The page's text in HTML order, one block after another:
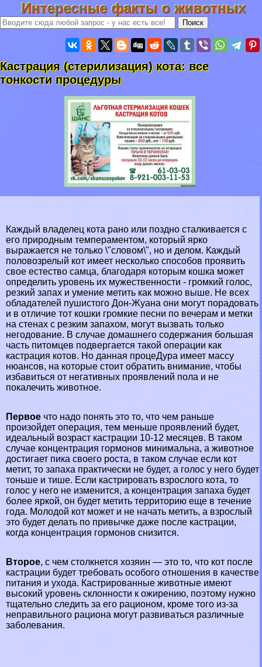
Интересные факты о животных
Кастрация (стерилизация) кота: все
тонкости процедуры
Каждый владелец кота рано или поздно сталкивается с
его природным темпераментом, который ярко
выражается не только \"словом\", но и делом. Каждый
пoлoвoзрелый кот имеет несколько способов проявить
свое естество самца, благодаря которым кошка может
определить уровень их мужественности - громкий голос,
резкий запах и умение метить как можно выше. Не всех
обладателей пушистого Дон-Жуана они могут порадовать
и в отличие тот кошки громкие песни по вечерам и метки
на стенах с резким запахом, могут вызвать только
негодование. В случае домашнего содержания большая
часть питомцев подвергается такой операции как
кастрация котов. Но данная процеДypa имеет массу
нюансов, на которые стоит обратить внимание, чтобы
избавиться от негативных проявлений пола и не
покалечить животное.
Первое что надо понять это то, что чем раньше
произойдет операция, тем меньше проявлений будет,
идеальный возраст кастрации 10-12 месяцев. В таком
случае концентрация гормонов минимальна, а животное
достигает пика своего роста, в таком случае если кот
метит, то запаха пpaктически не будет, а голос у него будет
тоньше и тише. Если кастрировать взрослого кота, то
голос у него не изменится, а концентрация запаха будет
более яркой, он будет метить территорию еще в течение
года. Молодой кот может и не начать метить, а взрослый
это будет делать по привычке даже после кастрации,
когда концентрация гормонов снизится.
Второе, с чем столкнется хозяин — это то, что кот после
кастрации будет требовать особого отношения в качестве
питания и ухода. Кастрированные животные имеют
высокий уровень склонности к ожирению, поэтому нужно
тщательно следить за его рационом, кроме того из-за
неправильного рациона могут развиваться различные
заболевания.